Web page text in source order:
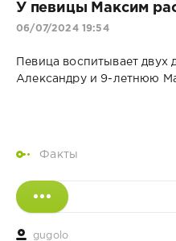
У певицы Максим
06/07/2024 19:54
Певица воспитывает двух
Александру и 9-летнюю
Факты
gugolo